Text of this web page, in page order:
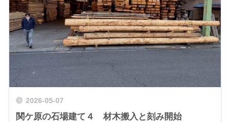
2026-05-07
関ケ原の石場建て４ 材木搬入と刻み開始